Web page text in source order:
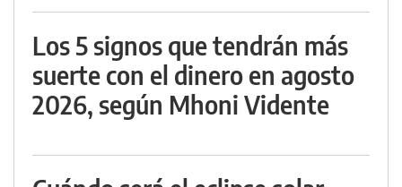
Los 5 signos que tendrán más
suerte con el dinero en agosto
2026, según Mhoni Vidente